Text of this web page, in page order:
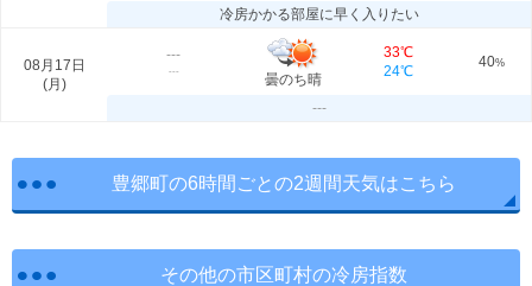
冷房かかる部屋に早く入りたい
08月17日
(月 )
---
---
曇のち晴
33℃
24℃
40%
---
豊郷町の6時間ごとの2週間天気はこちら
その他の市区町村の冷房指数